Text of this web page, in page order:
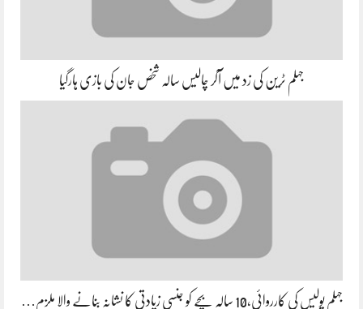
جہلم ٹرین کی زد میں آکر چالیس سالہ شخص جان کی بازی ہارگیا
جہلم پولیس کی کارروائی،10 سالہ بچے کو جنسی زیادتی کا نشانہ بنانے والا ملزم…